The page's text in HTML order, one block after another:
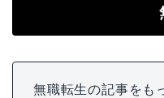
無職転生の記事をも